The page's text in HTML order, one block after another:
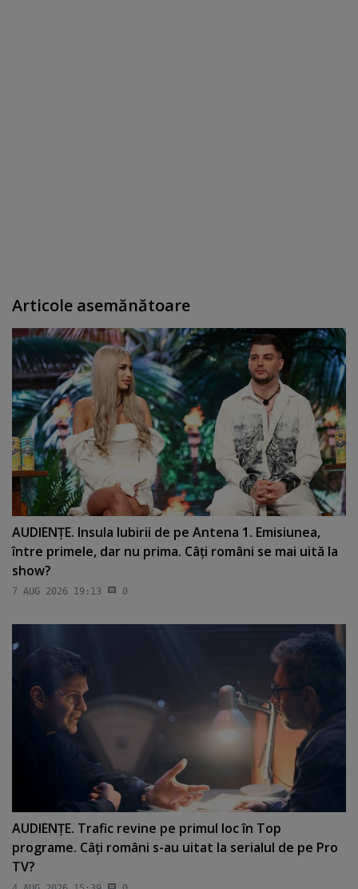
Articole asemănătoare
AUDIENŢE. Insula Iubirii de pe Antena 1. Emisiunea,
între primele, dar nu prima. Câţi români se mai uită la
show?
7 AUG 2026 19:13 0
AUDIENŢE. Trafic revine pe primul loc în Top
programe. Câţi români s-au uitat la serialul de pe Pro
TV?